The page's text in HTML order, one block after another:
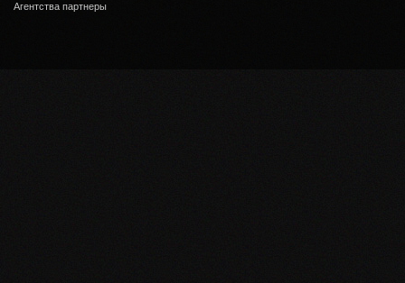
Агентства партнеры